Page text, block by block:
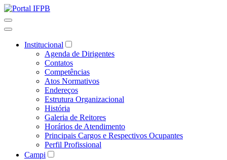
Institucional
Agenda de Dirigentes
Contatos
Competências
Atos Normativos
Endereços
Estrutura Organizacional
História
Galeria de Reitores
Horários de Atendimento
Principais Cargos e Respectivos Ocupantes
Perfil Profissional
Campi